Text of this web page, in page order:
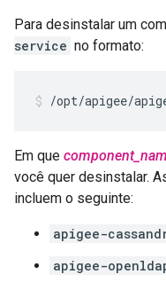
Para desinstalar um
service no formato:
/opt/apigee/
Em que
você quer desinstalar.
incluem o seguinte:
apigee-
apigee-